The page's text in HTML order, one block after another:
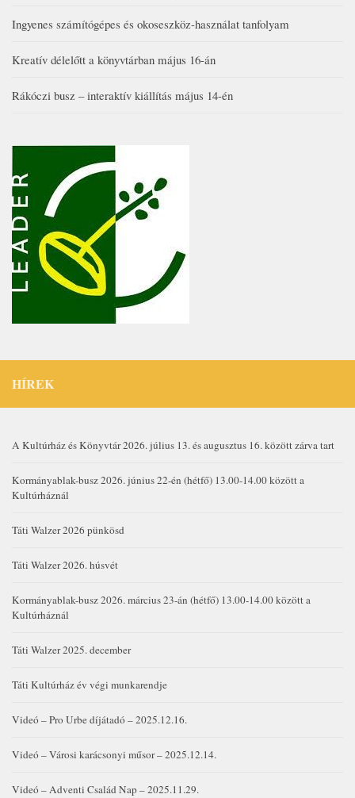
Ingyenes számítógépes és okoseszköz-használat tanfolyam
Kreatív délelőtt a könyvtárban május 16-án
Rákóczi busz – interaktív kiállítás május 14-én
HÍREK
A Kultúrház és Könyvtár 2026. július 13. és augusztus 16. között zárva tart
Kormányablak-busz 2026. június 22-én (hétfő) 13.00-14.00 között a
Kultúrháznál
Táti Walzer 2026 pünkösd
Táti Walzer 2026. húsvét
Kormányablak-busz 2026. március 23-án (hétfő) 13.00-14.00 között a
Kultúrháznál
Táti Walzer 2025. december
Táti Kultúrház év végi munkarendje
Videó – Pro Urbe díjátadó – 2025.12.16.
Videó – Városi karácsonyi műsor – 2025.12.14.
Videó – Adventi Család Nap – 2025.11.29.